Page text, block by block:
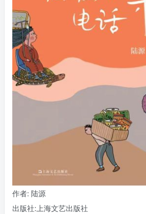
作者: 陆源
出版社: 上海文艺出版社
记住登录 找回密码